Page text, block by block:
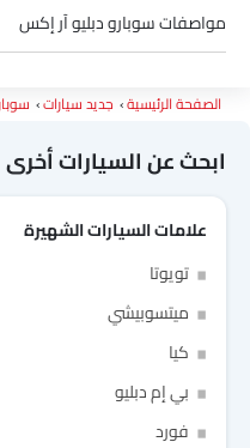
مواصفات سوبارو دبليو آر إكس
الصفحة الرئيسية جديد سيارات
ابحث عن السيارات أخرى
علامات السيارات الشهيرة
تويوتا
ميتسوبيشي
كيا
بي إم دبليو
فورد
Account